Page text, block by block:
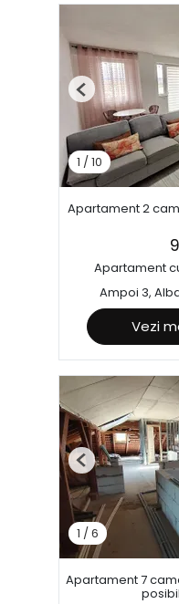
1 /10
Previous
Apartament 2
Apartament
Ampoi 3,
Vezi
1 /6
Previous
Apartament 7